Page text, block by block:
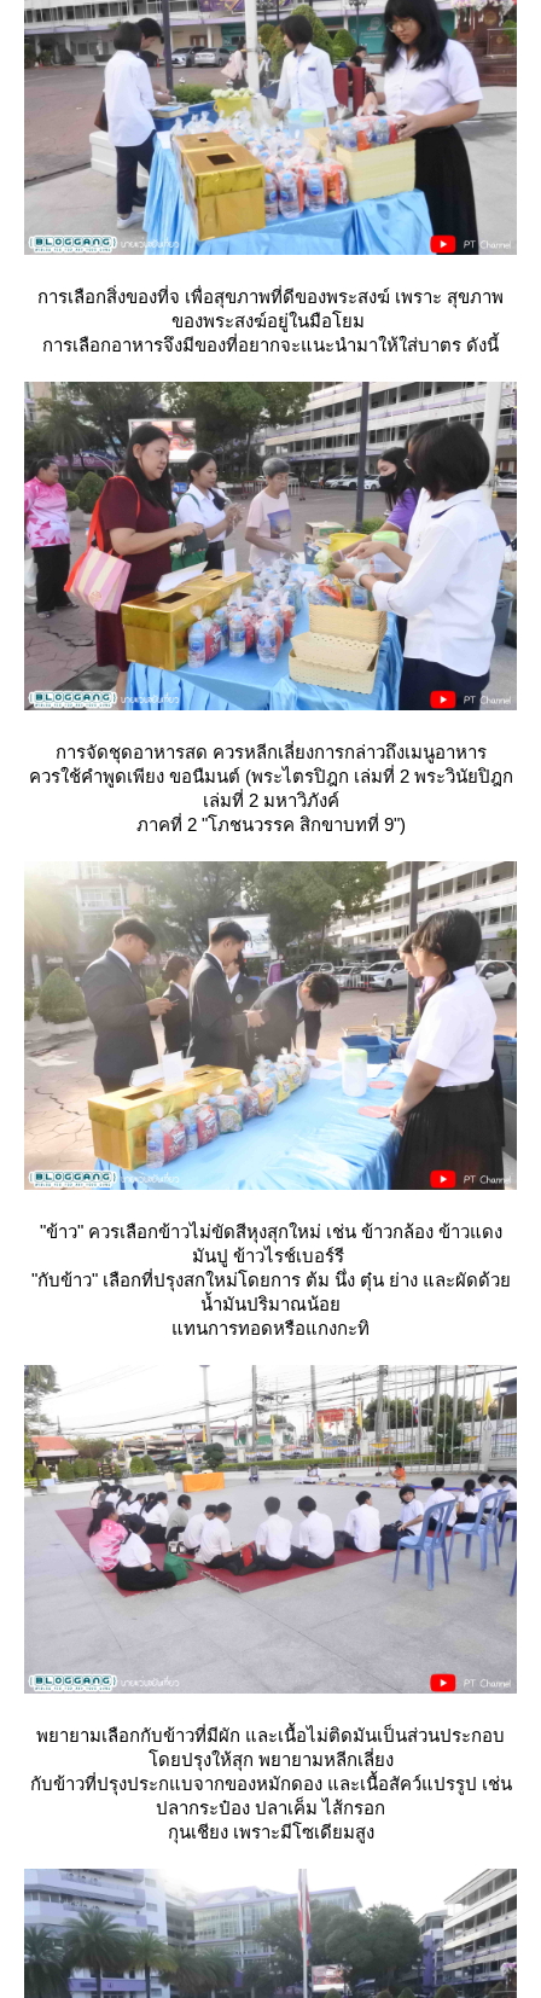
การเลือกสิ่งของที่จ เพื่อสุขภาพที่ดีของพระสงฆ์ เพราะ สุขภาพ
ของพระสงฆ์อยู่ในมือโยม
การเลือกอาหารจึงมีของที่อยากจะแนะนำมาให้ใส่บาตร ดังนี้
การจัดชุดอาหารสด ควรหลีกเลี่ยงการกล่าวถึงเมนูอาหาร
ควรใช้คำพูดเพียง ขอนืมนต์ (พระไตรปิฎก เล่มที่ 2 พระวินัยปิฎก
เล่มที่ 2 มหาวิภังค์
ภาคที่ 2 "โภชนวรรค สิกขาบทที่ 9")
"ข้าว" ควรเลือกข้าวไม่ขัดสีหุงสุกใหม่ เช่น ข้าวกล้อง ข้าวแดง
มันปู ข้าวไรช์เบอร์รี
"กับข้าว" เลือกที่ปรุงสกใหม่โดยการ ต้ม นึ่ง ตุ๋น ย่าง และผัดด้ว
น้ำมันปริมาณน้อ
ทนการทอดหรือแกงกะทิ
พยายามเลือกกับข้าวที่มีผัก และเนื้อไม่ติดมันเป็นส่วนประกอบ
ดยปรุงให้สุก พยายามหลีกเลี่ยง
กับข้าวที่ปรุงประกแบจากของหมักดอง และเนื้อสัคว์แปรรูป เช่น
ปลากระป๋อง ปลาเค็ม ไส้กรอก
กุนเชียง เพราะมีโซเดียมสูง